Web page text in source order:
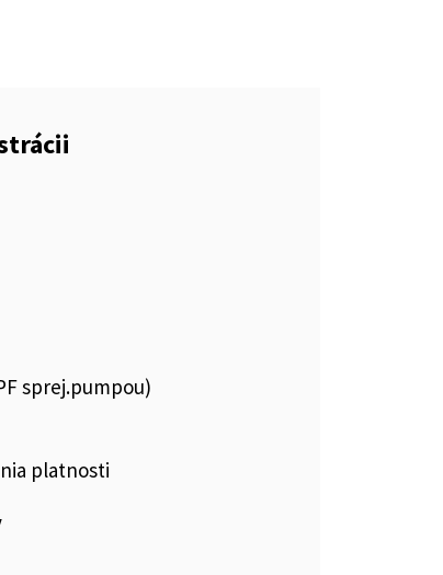
sprej.pumpou)
platnosti